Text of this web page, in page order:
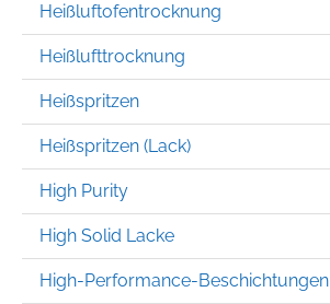
Heißluftofentrocknung
Heißlufttrocknung
Heißspritzen
Heißspritzen (Lack)
High Purity
High Solid Lacke
High-Performance-Beschichtungen